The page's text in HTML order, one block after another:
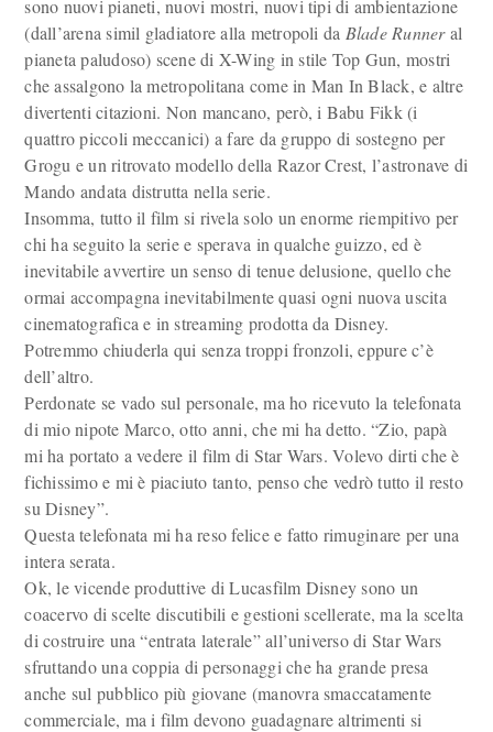
sono nuovi pianeti, nuovi mostri, nuovi tipi di ambientazione
(dall’arena simil gladiatore alla metropoli da Blade Runneral
pianeta paludoso) scene di X-Wing in stile Top Gun, mostri
che assalgono la metropolitana come in Man In Black, e altre
divertenti citazioni. Non mancano, però, i Babu Fikk (i
quattro piccoli meccanici) a fare da gruppo di sostegno per
Grogu e un ritrovato modello della Razor Crest, l’astronave di
Mando andata distrutta nella serie.
Insomma, tutto il film si rivela solo un enorme riempitivo per
chi ha seguito la serie e sperava in qualche guizzo, ed è
inevitabile avvertire un senso di tenue delusione, quello che
ormai accompagna inevitabilmente quasi ogni nuova uscita
cinematografica e in streaming prodotta da Disney.
Potremmo chiuderla qui senza troppi fronzoli, eppure c’è
dell’altro.
Perdonate se vado sul personale, ma ho ricevuto la telefonata
di mio nipote Marco, otto anni, che mi ha detto. “Zio, papà
mi ha portato a vedere il film di Star Wars. Volevo dirti che è
fichissimo e mi è piaciuto tanto, penso che vedrò tutto il resto
su Disney”.
Questa telefonata mi ha reso felice e fatto rimuginare per una
intera serata.
Ok, le vicende produttive di Lucasfilm Disney sono un
coacervo di scelte discutibili e gestioni scellerate, ma la scelta
di costruire una “entrata laterale” all’universo di Star Wars
sfruttando una coppia di personaggi che ha grande presa
anche sul pubblico più giovane (manovra smaccatamente
commerciale, ma i film devono guadagnare altrimenti si